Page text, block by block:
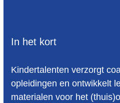
In het kort
Kindertalenten verzorgt
opleidingen en ontwikkelt
materialen voor het